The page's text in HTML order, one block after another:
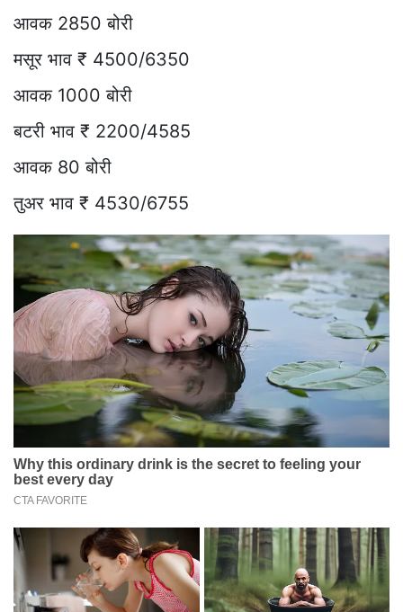
आवक 2850 बोरी
मसूर भाव ₹ 4500/6350
आवक 1000 बोरी
बटरी भाव ₹ 2200/4585
आवक 80 बोरी
तुअर भाव ₹ 4530/6755